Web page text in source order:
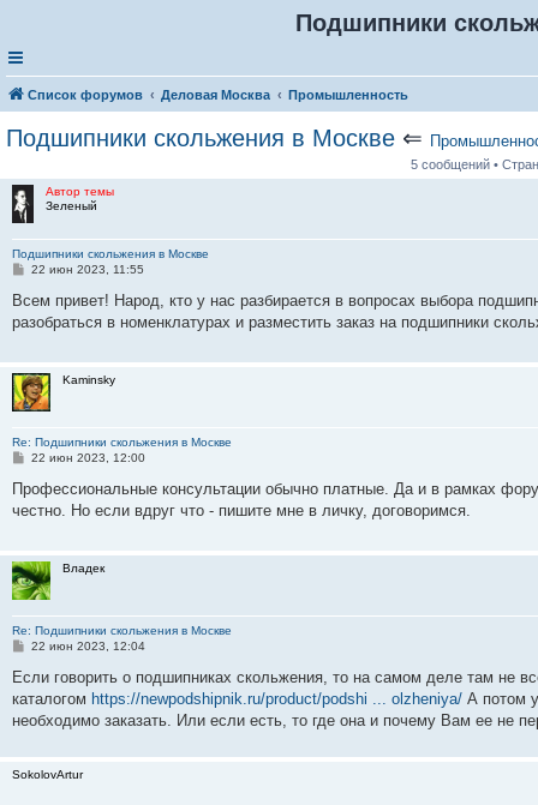
Подшипники
Список форумов Деловая Москва Промышленность
Подшипники скольжения в Москве ⇐
5 сообщений •
Автор темы
Зеленый
Подшипники скольжения в Москве
С
о
щ
е
22 июн 2023, 11:55
Всем привет! Народ, кто у нас разбирается в вопросах выбора
разобраться в номенклатурах и разместить заказ на подшипники
Kaminsky
Re: Подшипники скольжения в Москве
С
о
щ
и
е
22 июн 2023, 12:00
Профессиональные консультации обычно платные. Да и в рамках
честно. Но если вдруг что - пишите мне в личку, договоримся.
Владек
Re: Подшипники скольжения в Москве
С
о
щ
е
е
22 июн 2023, 12:04
Если говорить о подшипниках скольжения, то на самом деле там не
каталогом https://newpodshipnik.ru/product/podshi ... olzheniya/ А потом
необходимо заказать. Или если есть, то где она и почему Вам ее не
SokolovArtur